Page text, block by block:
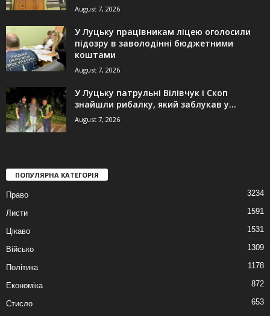
August 7, 2026
У Луцьку працівникам ліцею оголосили
підозру в заволодінні бюджетними
коштами
August 7, 2026
У Луцьку патрульні Вілівчук і Скоп
знайшли рибалку, який заблукав у...
August 7, 2026
ПОПУЛЯРНА КАТЕГОРІЯ
Право 3234
Листи 1591
Цікаво 1531
Військо 1309
Політика 1178
Економіка 872
Стисло 653